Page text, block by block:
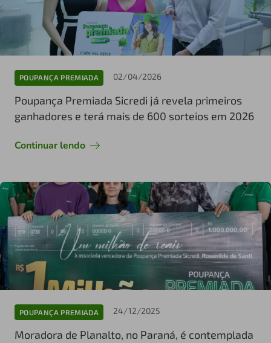
POUPANÇA PREMIADA 02/04/2026
Poupança Premiada Sicredi já revela primeiros
ganhadores e terá mais de 600 sorteios em 2026
Continuar lendo
POUPANÇA PREMIADA 24/12/2025
Moradora de Planalto, no Paraná, é contemplada